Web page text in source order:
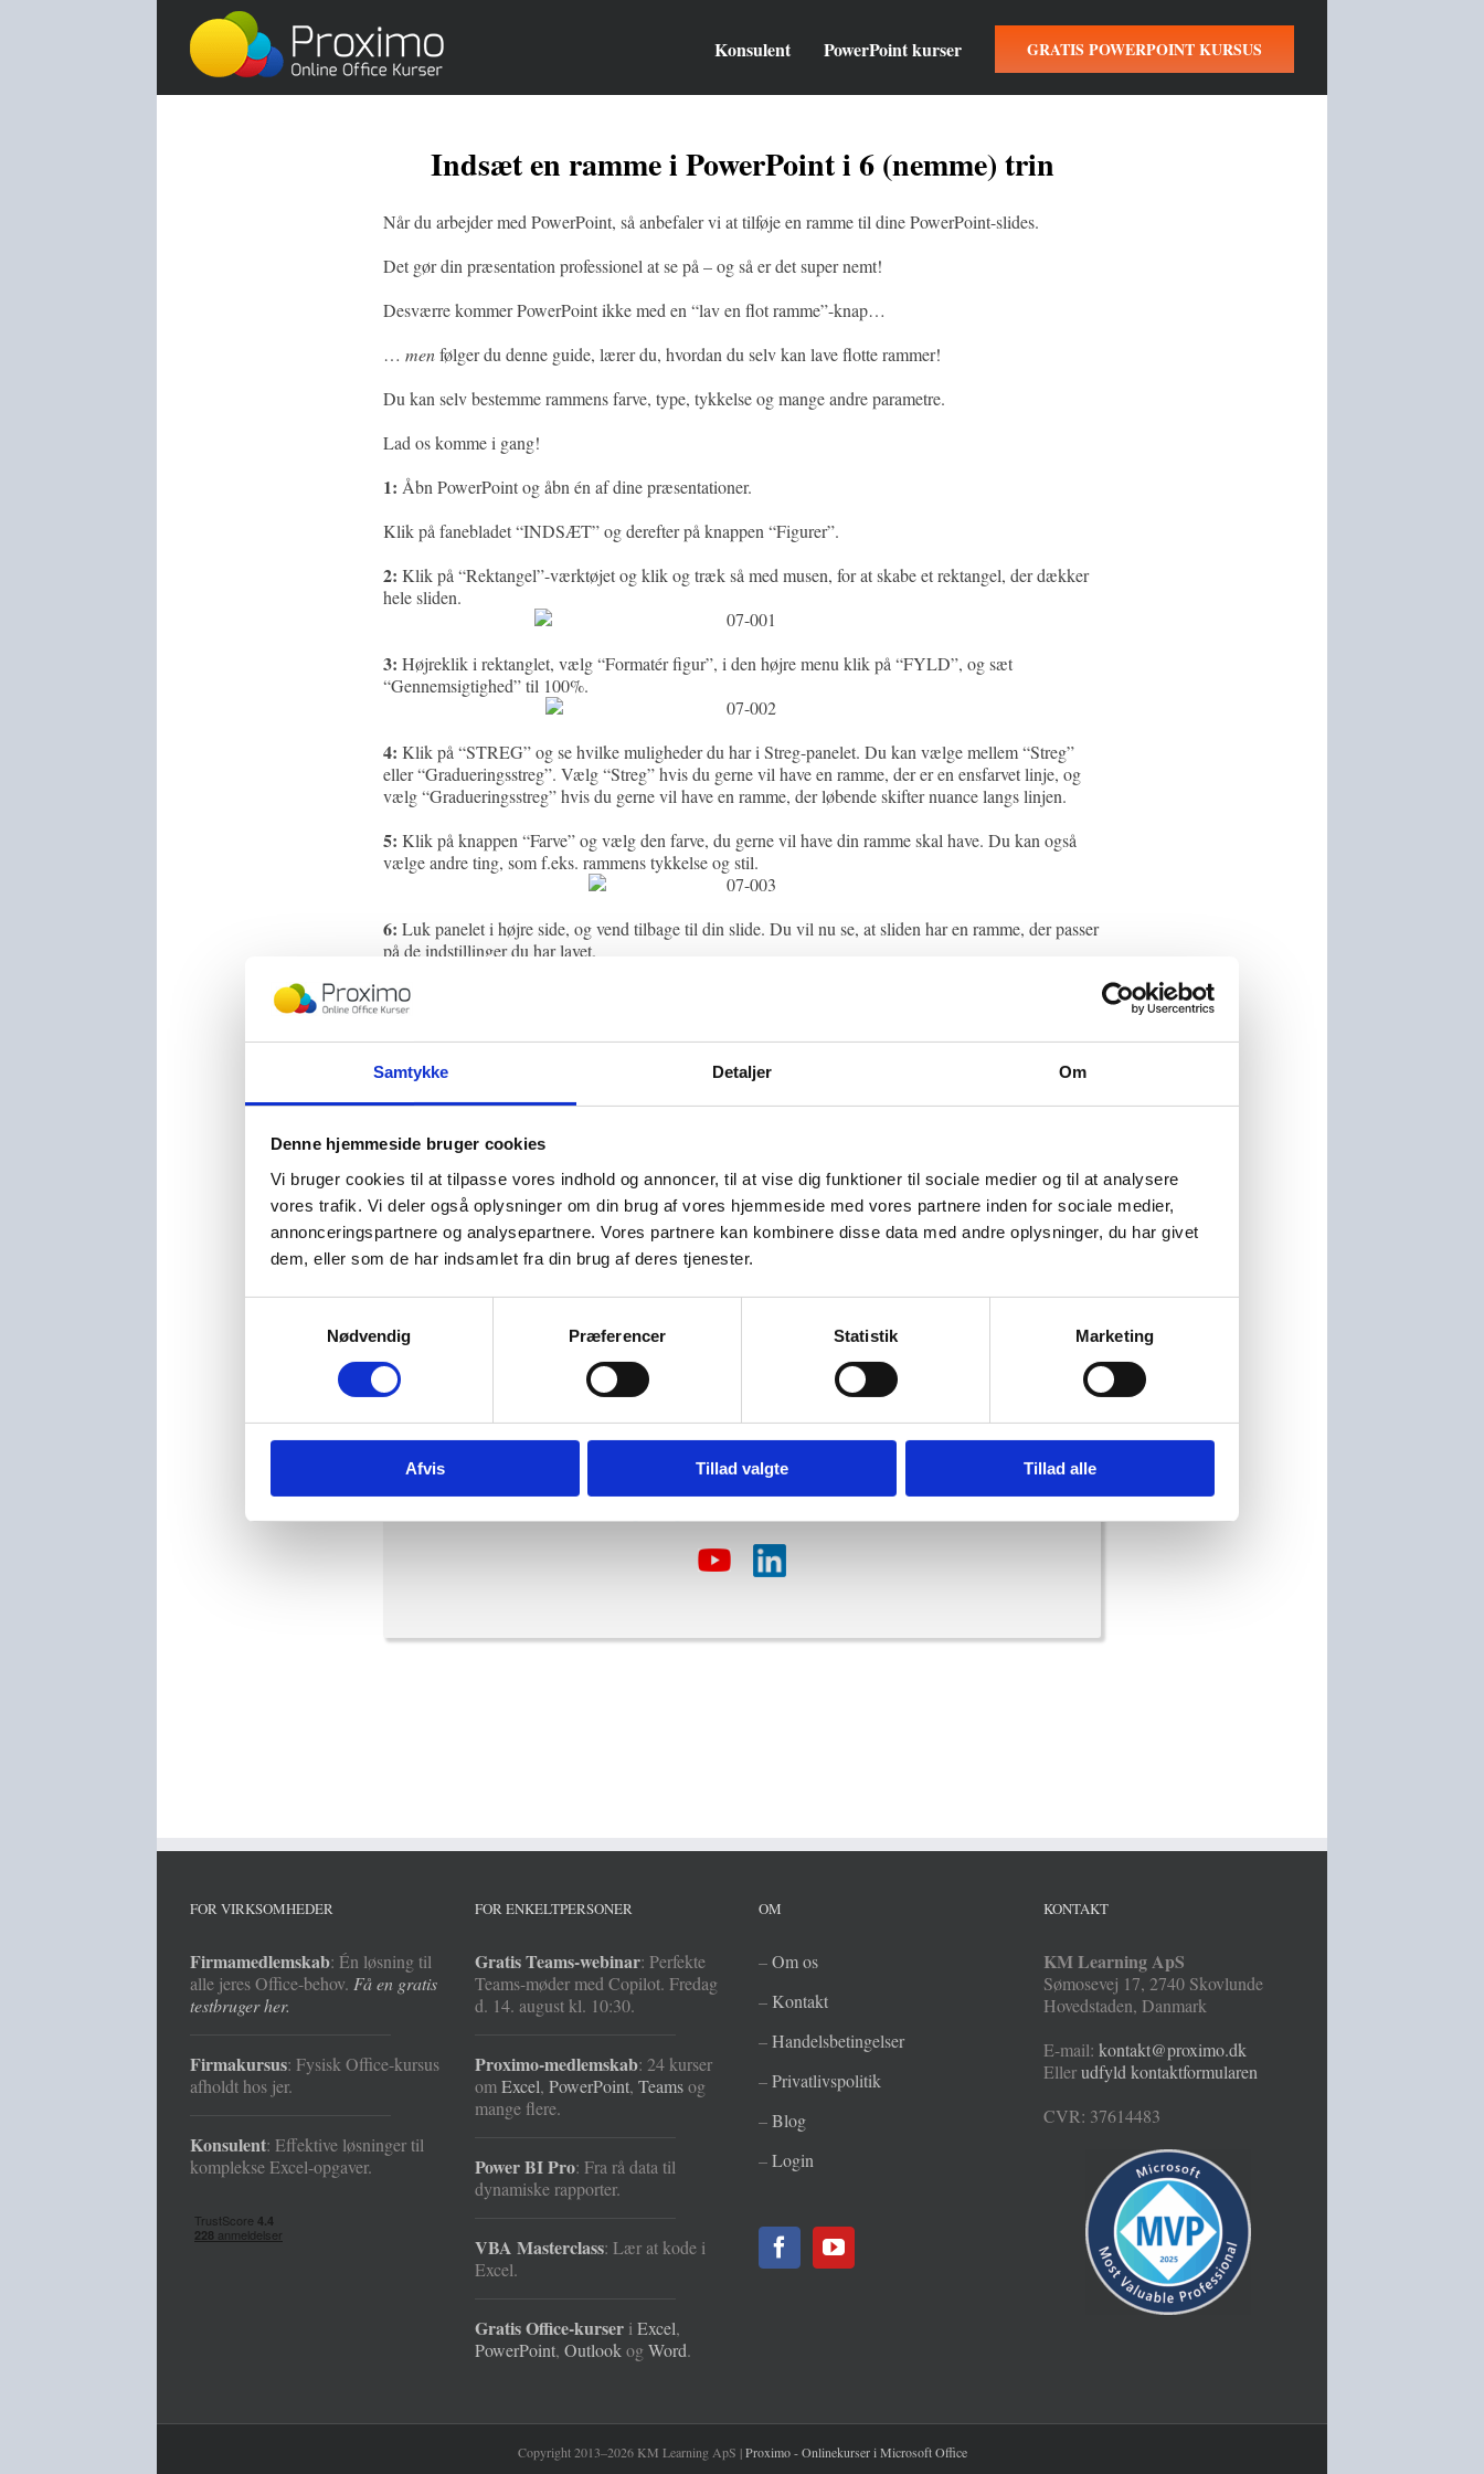
Samtykke Detaljer Om
Denne hjemmeside bruger cookies
Vi bruger cookies til at tilpasse vores indhold og annoncer, til at vise dig funktioner til sociale medier og til at analysere
vores trafik. Vi deler også oplysninger om din brug af vores hjemmeside med vores partnere inden for sociale medier,
annonceringspartnere og analysepartnere. Vores partnere kan kombinere disse data med andre oplysninger, du har givet
dem, eller som de har indsamlet fra din brug af deres tjenester.
Nødvendig
Præferencer Statistik Marketing
Afvis Tillad valgte Tillad alle
Konsulent PowerPoint kurser GRATIS POWERPOINT KURSUS
Indsæt en ramme i PowerPoint i 6 (nemme) trin
Når du arbejder med PowerPoint, så anbefaler vi at tilføje en ramme til dine PowerPoint-slides.
Det gør din præsentation professionel at se på – og så er det super nemt!
Desværre kommer PowerPoint ikke med en “lav en flot ramme”-knap…
… menfølger du denne guide, lærer du, hvordan du selv kan lave flotte rammer!
Du kan selv bestemme rammens farve, type, tykkelse og mange andre parametre.
Lad os komme i gang!
1: Åbn PowerPoint og åbn én af dine præsentationer.
Klik på fanebladet “INDSÆT” og derefter på knappen “Figurer”.
2: Klik på “Rektangel”-værktøjet og klik og træk så med musen, for at skabe et rektangel, der dækker
hele sliden.
3: Højreklik i rektanglet, vælg “Formatér figur”, i den højre menu klik på “FYLD”, og sæt
“Gennemsigtighed” til 100%.
4: Klik på “STREG” og se hvilke muligheder du har i Streg-panelet. Du kan vælge mellem “Streg”
eller “Gradueringsstreg”. Vælg “Streg” hvis du gerne vil have en ramme, der er en ensfarvet linje, og
vælg “Gradueringsstreg” hvis du gerne vil have en ramme, der løbende skifter nuance langs linjen.
5: Klik på knappen “Farve” og vælg den farve, du gerne vil have din ramme skal have. Du kan også
vælge andre ting, som f.eks. rammens tykkelse og stil.
6: Luk panelet i højre side, og vend tilbage til din slide. Du vil nu se, at sliden har en ramme, der passer
på de indstillinger du har lavet.
Det var det!
Du har nu indsat en ramme i PowerPoint 🙂
Arbejder i også i Word?
Så ser hvordan du indsætter en ramme i Word her!
Skrevet af Kasper Langmann
Hej, jeg hedderKasper Langmann👋
Microsoft MVP i Excel-kategorien.
Med mere end 10 års erfaring, har jeg lært PowerPoint til tusindvis af danskere.
Jeg har brugt mere end 3 timer på at researche og skrive denne guide.
Sidst opdateret d. 5. januar, 2026.
FOR VIRKSOMHEDER
Firmamedlemskab: Én løsning til
alle jeres Office-behov. Få en gratis
testbruger her.
Firmakursus: Fysisk Office-kursus
afholdt hos jer.
Konsulent: Effektive løsninger til
komplekse Excel-opgaver.
FOR ENKELTPERSONER
Gratis Teams-webinar: Perfekte
Teams-møder med Copilot. Fredag
d. 14. august kl. 10:30.
Proximo-medlemskab: 24 kurser
omExcel, PowerPoint, Teamsog
mange flere.
Power BI Pro: Fra rå data til
dynamiske rapporter.
VBA Masterclass: Lær at kode i
Excel.
Gratis Office-kurseri Excel,
PowerPoint, OutlookogWord.
OM
–Om os
– Kontakt
–Handelsbetingelser
–Privatlivspolitik
–Blog
–Login
KONTAKT
KM Learning ApS
Sømosevej 17, 2740 Skovlunde
Hovedstaden, Danmark
E-mail: kontakt@proximo.dk
Ellerudfyld kontaktformularen
CVR: 37614483
Copyright 2013–2026 KM Learning ApS |Proximo - Onlinekurser i Microsoft Office